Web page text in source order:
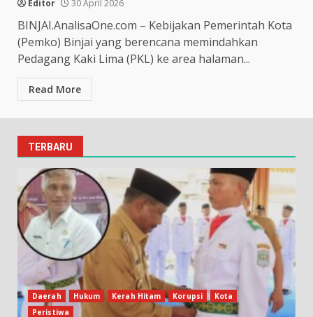
Editor 30 April 2026
BINJAI.AnalisaOne.com – Kebijakan Pemerintah Kota
(Pemko) Binjai yang berencana memindahkan
Pedagang Kaki Lima (PKL) ke area halaman...
Read More
TERBARU
Daerah Hukum Kerah Hitam Korupsi
Kota
Peristiwa